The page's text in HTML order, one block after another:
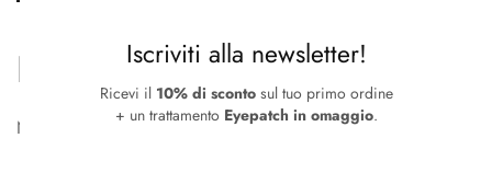
Recensioni
Non ci sono ancora recensioni.
Iscriviti alla newsletter!
Ricevi il 10% di scontosul tuo primo ordine
+ un trattamento Eyepatch in omaggio.